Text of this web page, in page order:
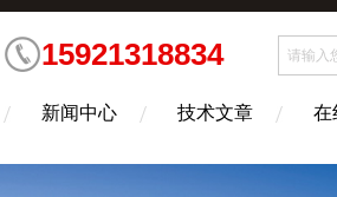
15921318834
新闻中心 技术文章 在